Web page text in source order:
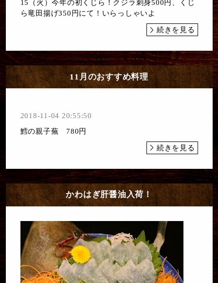
15（火）今年の初くじら！クジラ刺身500円、くじ
ら竜田揚げ350円にて！いらっしゃいよ
続きを見る
11月のおすすめ料理
2018-11-04 20:55:50
鱈の親子蕪 780円
続きを見る
かわはぎ肝醤油入荷！